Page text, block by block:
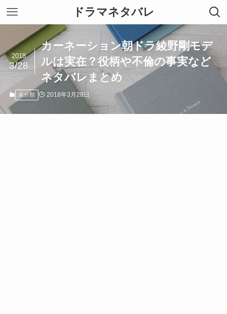
ドラマネタバレ
カーネーション朝ドラ綾野剛モデ
ルは実在？役柄や不倫の事実など
ネタバレまとめ
2018
3/28
未分類 2018年3月28日